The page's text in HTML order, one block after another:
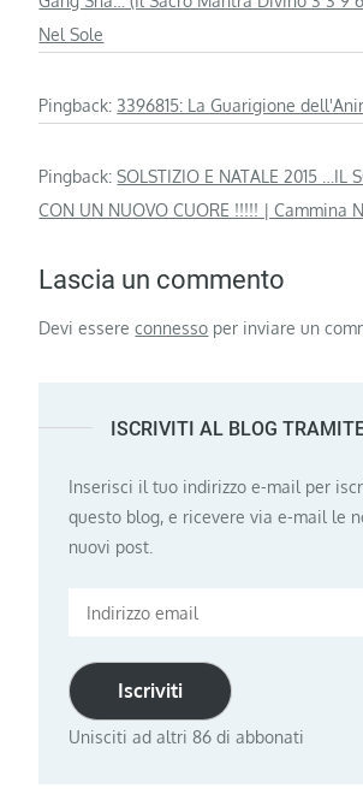
Nel Sole
Pingback: 3396815: La Guarigione
Pingback:SOLSTIZIO E NATALE 2015 …IL
CON UN NUOVO CUORE !!!!! | Cammina
Lascia un commento
Devi essereconnesso per inviare un
ISCRIVITI AL BLOG
Inserisci il tuo indirizzo e-mail per
questo blog, e ricevere via e-mail le
nuovi post.
Indirizzo
Iscriviti
Unisciti ad altri 86 di abbonati